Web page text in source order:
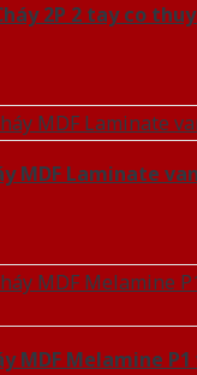
2P 2 tay co
MDF Laminate
MDF Melamine